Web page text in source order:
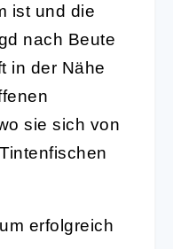
ist und die
nach Beute
in der Nähe
sie sich von
erfolgreich